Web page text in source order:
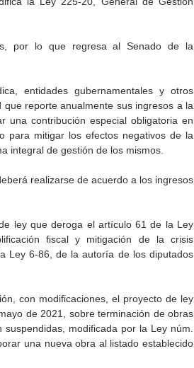
por lo que regresa al Senado de la
entidades gubernamentales y otros
reporte anualmente sus ingresos a la
una contribución especial obligatoria en
para mitigar los efectos negativos de la
integral de gestión de los mismos.
realizarse de acuerdo a los ingresos
ley que deroga el artículo 61 de la Ley
fiscal y mitigación de la crisis
Ley 6-86, de la autoría de los diputados
con modificaciones, el proyecto de ley
de 2021, sobre terminación de obras
modificada por la Ley núm.
una nueva obra al listado establecido